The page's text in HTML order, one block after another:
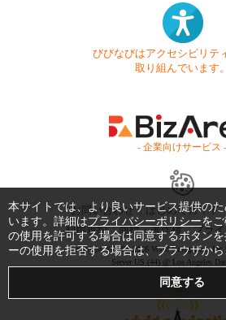
びびなびはアクセシビリテ
取り組んでいます。
- 企業向けサービス -
お問い合わせ はじめてガイド
利用規約
商標・著作権 プラ
Copyright © 1999-2026 Vivid Navigation, Inc.
Server US (44) @ Los Angeles
本サイトでは、より良いサービス提供の
います。詳細はプライバシーポリシーを
の使用を許可する場合は同意するボタン
ーの使用を拒否する場合は、ブラウザから